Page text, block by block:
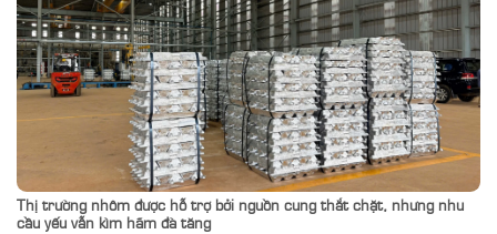
Thị trường nhôm được hỗ trợ bởi nguồn cung thắt chặt, nhưng nhu
cầu yếu vẫn kìm hãm đà tăng